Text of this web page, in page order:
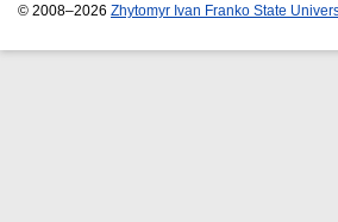
© 2008–2026 Zhytomyr Ivan Franko State